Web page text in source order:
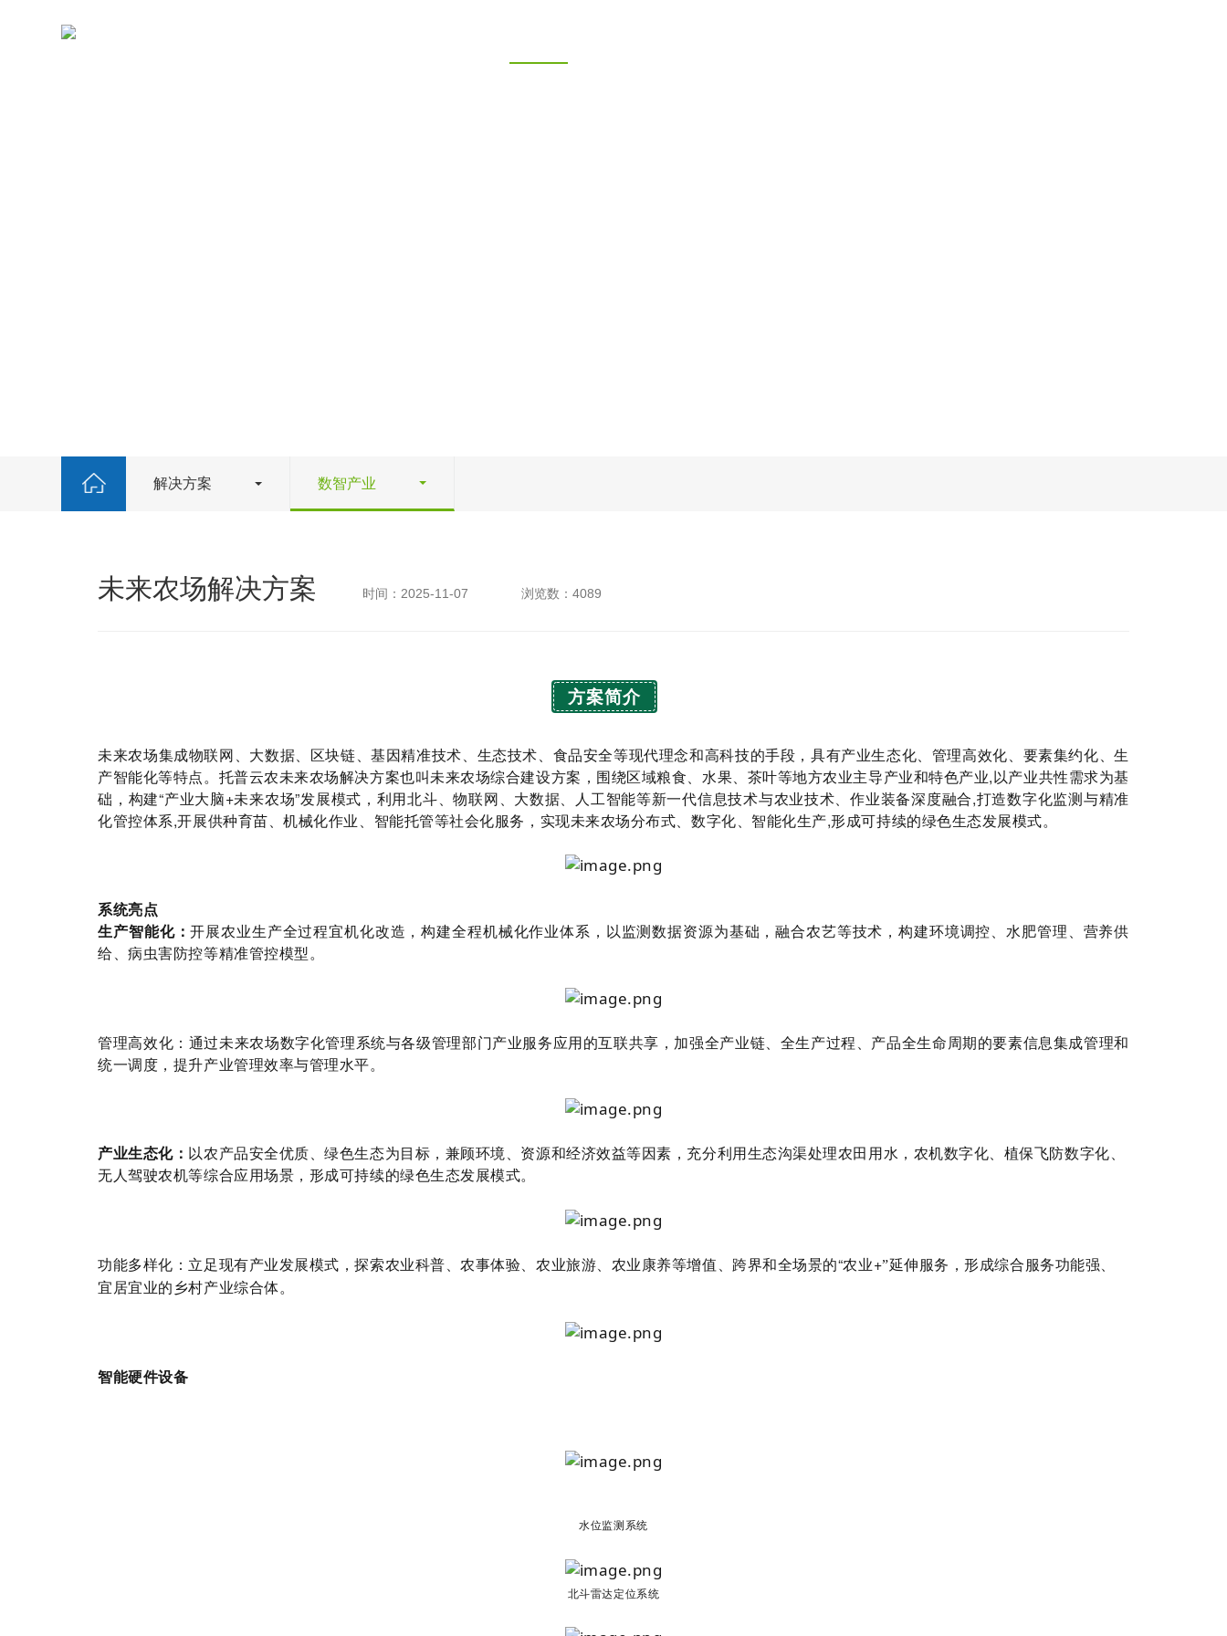
解决方案 数智产业
未来农场解决方案 时间：2025-11-07 浏览数：4089
方案简介
未来农场集成物联网、大数据、区块链、基因精准技术、生态技术、食品安全等现代理念和高科技的手段，具有产业生态化、管理高效化、要素集约化、生
产智能化等特点。托普云农未来农场解决方案也叫未来农场综合建设方案，围绕区域粮食、水果、茶叶等地方农业主导产业和特色产业,以产业共性需求为基
础，构建“产业大脑+未来农场”发展模式，利用北斗、物联网、大数据、人工智能等新一代信息技术与农业技术、作业装备深度融合,打造数字化监测与精准
化管控体系,开展供种育苗、机械化作业、智能托管等社会化服务，实现未来农场分布式、数字化、智能化生产,形成可持续的绿色生态发展模式。
系统亮点
生产智能化：开展农业生产全过程宜机化改造，构建全程机械化作业体系，以监测数据资源为基础，融合农艺等技术，构建环境调控、水肥管理、营养供
给、病虫害防控等精准管控模型。
管理高效化：通过未来农场数字化管理系统与各级管理部门产业服务应用的互联共享，加强全产业链、全生产过程、产品全生命周期的要素信息集成管理和
统一调度，提升产业管理效率与管理水平。
产业生态化： 以农产品安全优质、绿色生态为目标，兼顾环境、资源和经济效益等因素，充分利用生态沟渠处理农田用水，农机数字化、植保飞防数字化、
无人驾驶农机等综合应用场景，形成可持续的绿色生态发展模式。
功能多样化：立足现有产业发展模式，探索农业科普、农事体验、农业旅游、农业康养等增值、跨界和全场景的“农业+”延伸服务，形成综合服务功能强、
宜居宜业的乡村产业综合体。
智能硬件设备
水位监测系统
北斗雷达定位系统